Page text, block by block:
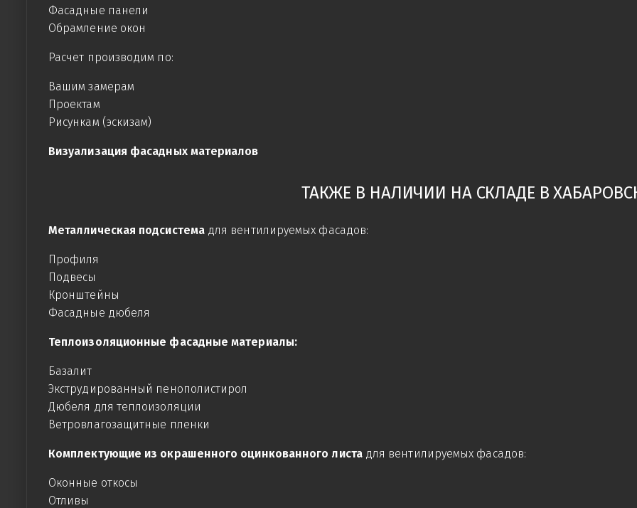
Фасадные панели
Обрамление окон
Расчет производим по:
Вашим замерам
Проектам
Рисункам (эскизам)
Визуализация фасадных материалов
ТАКЖЕ В НАЛИЧИИ НА СКЛАДЕ В
Металлическая подсистемадля вентилируемых фасадов:
Профиля
Подвесы
Кронштейны
Фасадные дюбеля
Теплоизоляционные фасадные материалы:
Базалит
Экструдированный пенополистирол
Дюбеля для теплоизоляции
Ветровлагозащитные пленки
Комплектующие из окрашенного оцинкованного листадля вентилируемых фасадов:
Оконные откосы
Отливы